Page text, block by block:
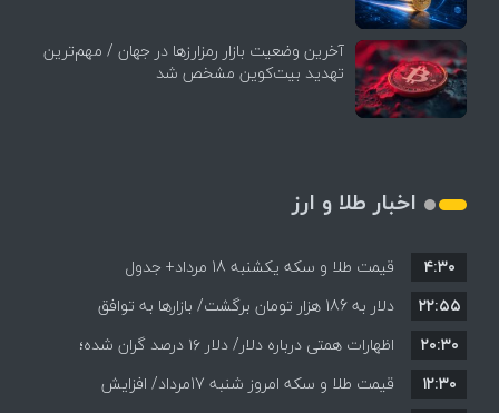
آخرین وضعیت بازار رمزارزها در جهان / مهم‌ترین
تهدید بیت‌کوین مشخص شد
اخبار طلا و ارز
قیمت طلا و سکه یکشنبه 18 مرداد+ جدول
۴:۳۰
دلار به 186 هزار تومان برگشت/ بازارها به توافق
احتمالی هرمز چه واکنشی نشان دادند؟
۲۲:۵۵
اظهارات همتی درباره دلار/ دلار ۱۶ درصد گران شده؛
این افزایش طبیعی است
۲۰:۳۰
قیمت طلا و سکه امروز شنبه 17مرداد/ افزایش
۱۲:۳۰